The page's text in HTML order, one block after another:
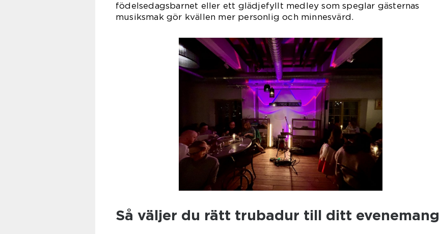
födelsedagsbarnet eller ett glädjefyllt medley som speglar gästernas
musiksmak gör kvällen mer personlig och minnesvärd.
Så väljer du rätt trubadur till ditt evenemang